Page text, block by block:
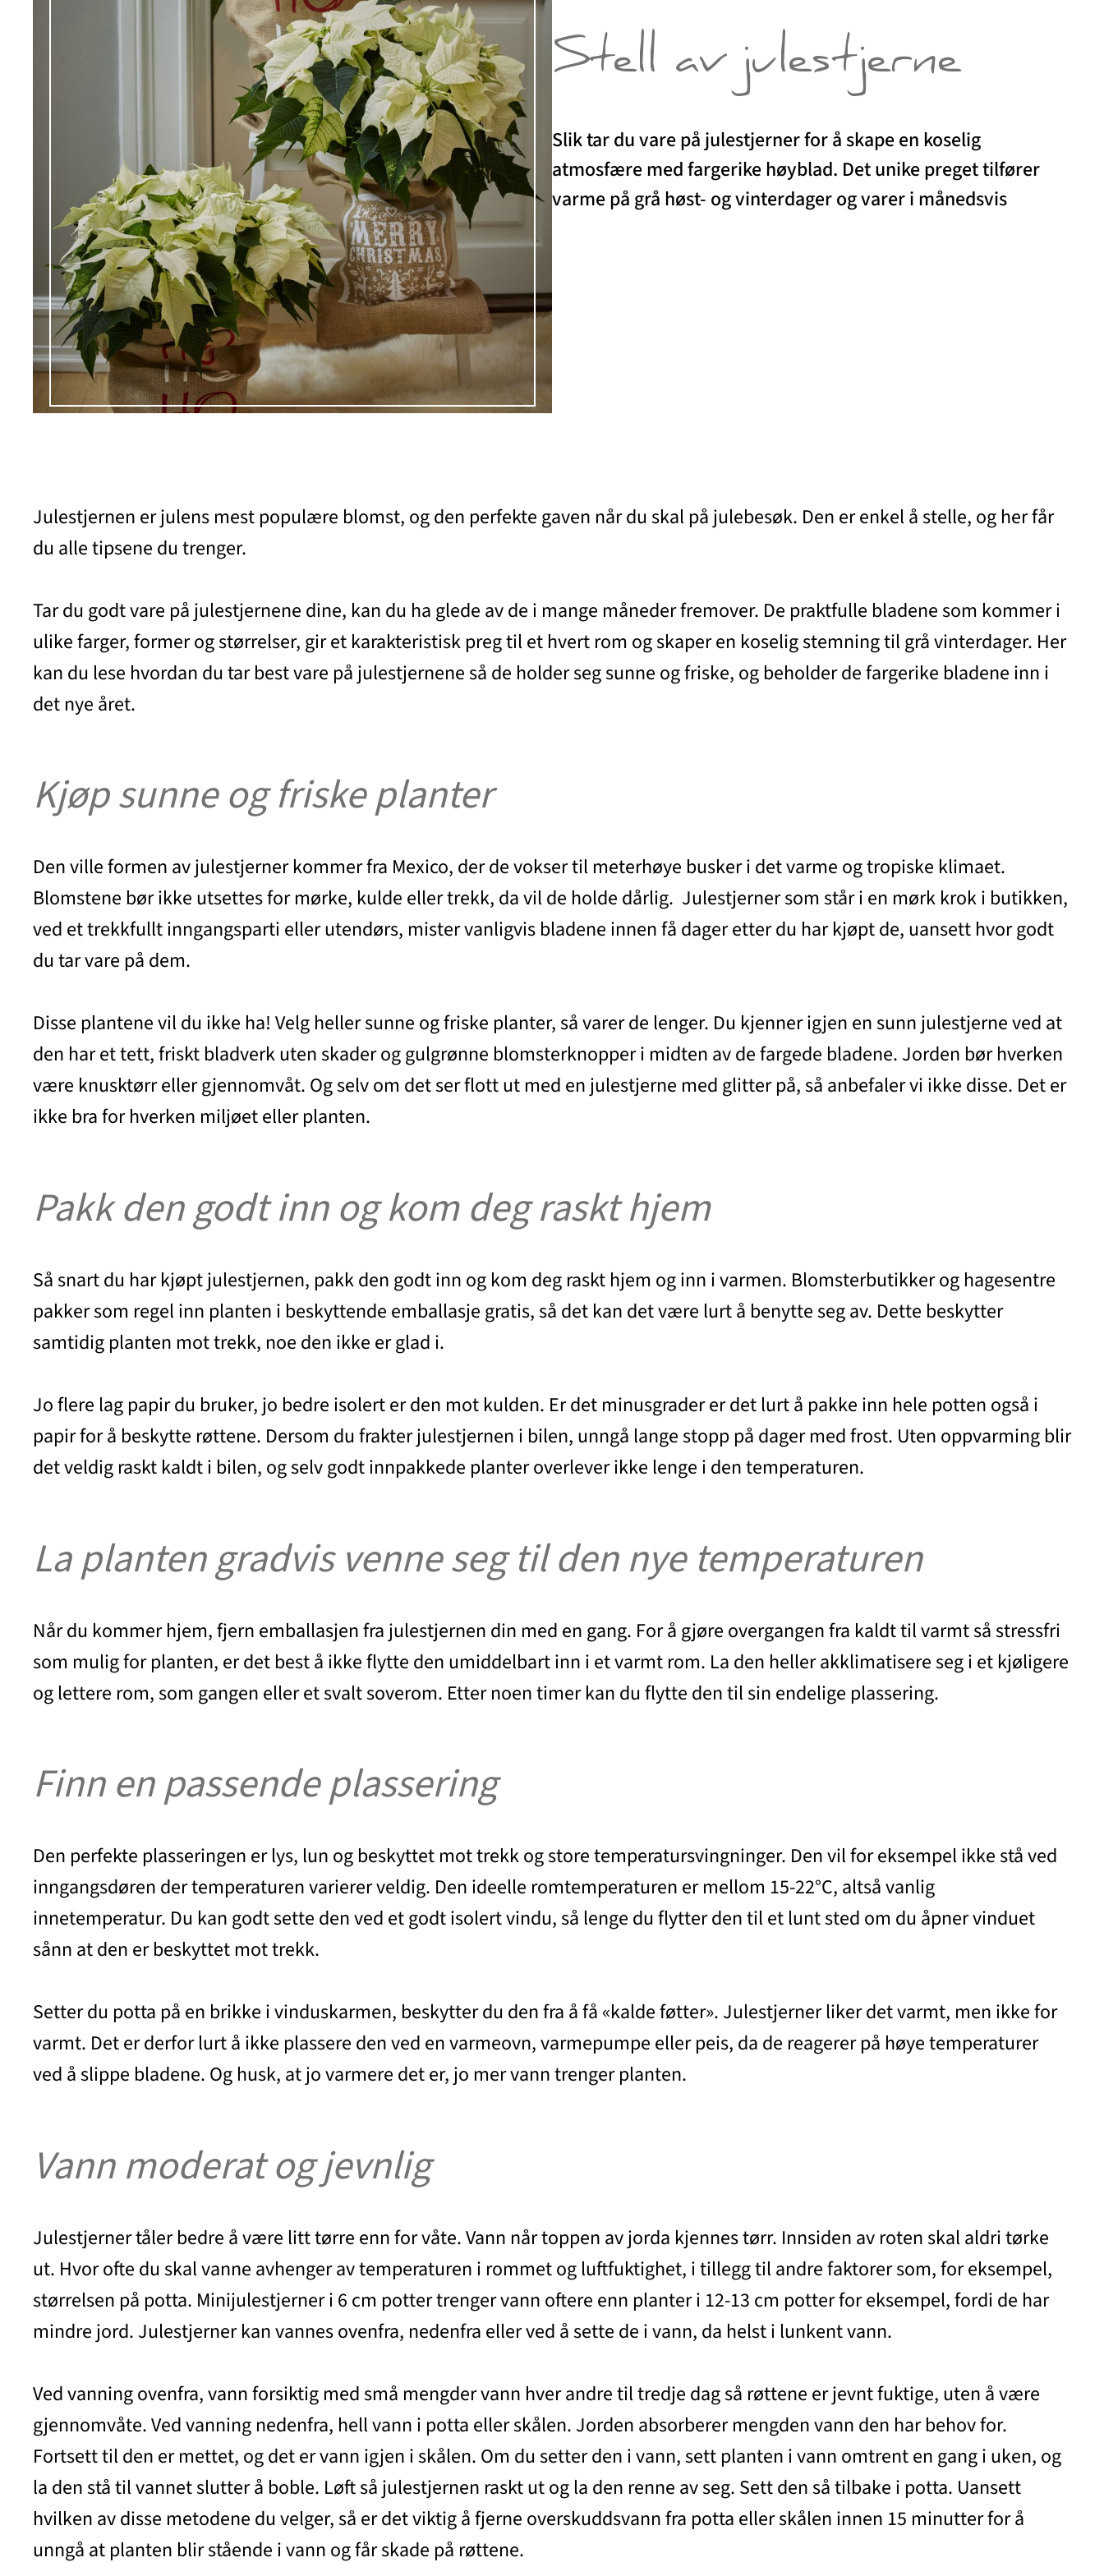
Stell av julestjerne
Slik tar du vare på julestjerner for å skape en koselig
atmosfære med fargerike høyblad. Det unike preget tilfører
varme på grå høst- og vinterdager og varer i månedsvis
Julestjernen er julens mest populære blomst, og den perfekte gaven når du skal på julebesøk. Den er enkel å stelle, og her får
du alle tipsene du trenger.
Tar du godt vare på julestjernene dine, kan du ha glede av de i mange måneder fremover. De praktfulle bladene som kommer i
ulike farger, former og størrelser, gir et karakteristisk preg til et hvert rom og skaper en koselig stemning til grå vinterdager. Her
kan du lese hvordan du tar best vare på julestjernene så de holder seg sunne og friske, og beholder de fargerike bladene inn i
det nye året.
Kjøp sunne og friske planter
Den ville formen av julestjerner kommer fra Mexico, der de vokser til meterhøye busker i det varme og tropiske klimaet.
Blomstene bør ikke utsettes for mørke, kulde eller trekk, da vil de holde dårlig. Julestjerner som står i en mørk krok i butikken,
ved et trekkfullt inngangsparti eller utendørs, mister vanligvis bladene innen få dager etter du har kjøpt de, uansett hvor godt
du tar vare på dem.
Disse plantene vil du ikke ha! Velg heller sunne og friske planter, så varer de lenger. Du kjenner igjen en sunn julestjerne ved at
den har et tett, friskt bladverk uten skader og gulgrønne blomsterknopper i midten av de fargede bladene. Jorden bør hverken
være knusktørr eller gjennomvåt. Og selv om det ser flott ut med en julestjerne med glitter på, så anbefaler vi ikke disse. Det er
ikke bra for hverken miljøet eller planten.
Pakk den godt inn og kom deg raskt hjem
Så snart du har kjøpt julestjernen, pakk den godt inn og kom deg raskt hjem og inn i varmen. Blomsterbutikker og hagesentre
pakker som regel inn planten i beskyttende emballasje gratis, så det kan det være lurt å benytte seg av. Dette beskytter
samtidig planten mot trekk, noe den ikke er glad i.
Jo flere lag papir du bruker, jo bedre isolert er den mot kulden. Er det minusgrader er det lurt å pakke inn hele potten også i
papir for å beskytte røttene. Dersom du frakter julestjernen i bilen, unngå lange stopp på dager med frost. Uten oppvarming blir
det veldig raskt kaldt i bilen, og selv godt innpakkede planter overlever ikke lenge i den temperaturen.
La planten gradvis venne seg til den nye temperaturen
Når du kommer hjem, fjern emballasjen fra julestjernen din med en gang. For å gjøre overgangen fra kaldt til varmt så stressfri
som mulig for planten, er det best å ikke flytte den umiddelbart inn i et varmt rom. La den heller akklimatisere seg i et kjøligere
og lettere rom, som gangen eller et svalt soverom. Etter noen timer kan du flytte den til sin endelige plassering.
Finn en passende plassering
Den perfekte plasseringen er lys, lun og beskyttet mot trekk og store temperatursvingninger. Den vil for eksempel ikke stå ved
inngangsdøren der temperaturen varierer veldig. Den ideelle romtemperaturen er mellom 15-22°C, altså vanlig
innetemperatur. Du kan godt sette den ved et godt isolert vindu, så lenge du flytter den til et lunt sted om du åpner vinduet
sånn at den er beskyttet mot trekk.
Setter du potta på en brikke i vinduskarmen, beskytter du den fra å få «kalde føtter». Julestjerner liker det varmt, men ikke for
varmt. Det er derfor lurt å ikke plassere den ved en varmeovn, varmepumpe eller peis, da de reagerer på høye temperaturer
ved å slippe bladene. Og husk, at jo varmere det er, jo mer vann trenger planten.
Vann moderat og jevnlig
Julestjerner tåler bedre å være litt tørre enn for våte. Vann når toppen av jorda kjennes tørr. Innsiden av roten skal aldri tørke
ut. Hvor ofte du skal vanne avhenger av temperaturen i rommet og luftfuktighet, i tillegg til andre faktorer som, for eksempel,
størrelsen på potta. Minijulestjerner i 6 cm potter trenger vann oftere enn planter i 12-13 cm potter for eksempel, fordi de har
mindre jord. Julestjerner kan vannes ovenfra, nedenfra eller ved å sette de i vann, da helst i lunkent vann.
Ved vanning ovenfra, vann forsiktig med små mengder vann hver andre til tredje dag så røttene er jevnt fuktige, uten å være
gjennomvåte. Ved vanning nedenfra, hell vann i potta eller skålen. Jorden absorberer mengden vann den har behov for.
Fortsett til den er mettet, og det er vann igjen i skålen. Om du setter den i vann, sett planten i vann omtrent en gang i uken, og
la den stå til vannet slutter å boble. Løft så julestjernen raskt ut og la den renne av seg. Sett den så tilbake i potta. Uansett
hvilken av disse metodene du velger, så er det viktig å fjerne overskuddsvann fra potta eller skålen innen 15 minutter for å
unngå at planten blir stående i vann og får skade på røttene.